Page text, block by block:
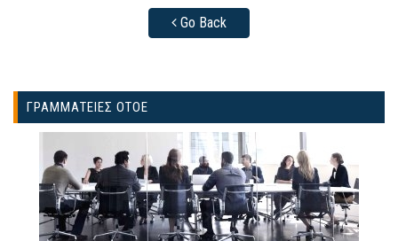
Go Back
ΓΡΑΜΜΑΤΕΙΕΣ ΟΤΟΕ